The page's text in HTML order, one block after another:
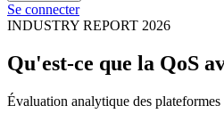
Se connecter
INDUSTRY REPORT 2026
Qu'est-ce que la QoS
Évaluation analytique des